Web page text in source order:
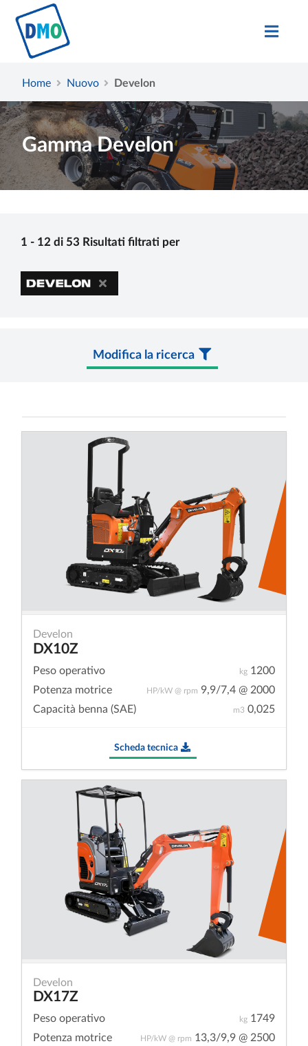
Home Nuovo Develon
Gamma Develon
1 - 12 di 53 Risultati filtrati per
Modifica la ricerca
Develon
DX10Z
kg 1200
Peso operativo
HP/kW @ rpm 9,9/7,4 @ 2000
Potenza motrice
m3 0,025
Capacità benna (SAE)
Scheda tecnica
Develon
DX17Z
kg 1749
Peso operativo
HP/kW @ rpm 13,3/9,9 @ 2500
Potenza motrice